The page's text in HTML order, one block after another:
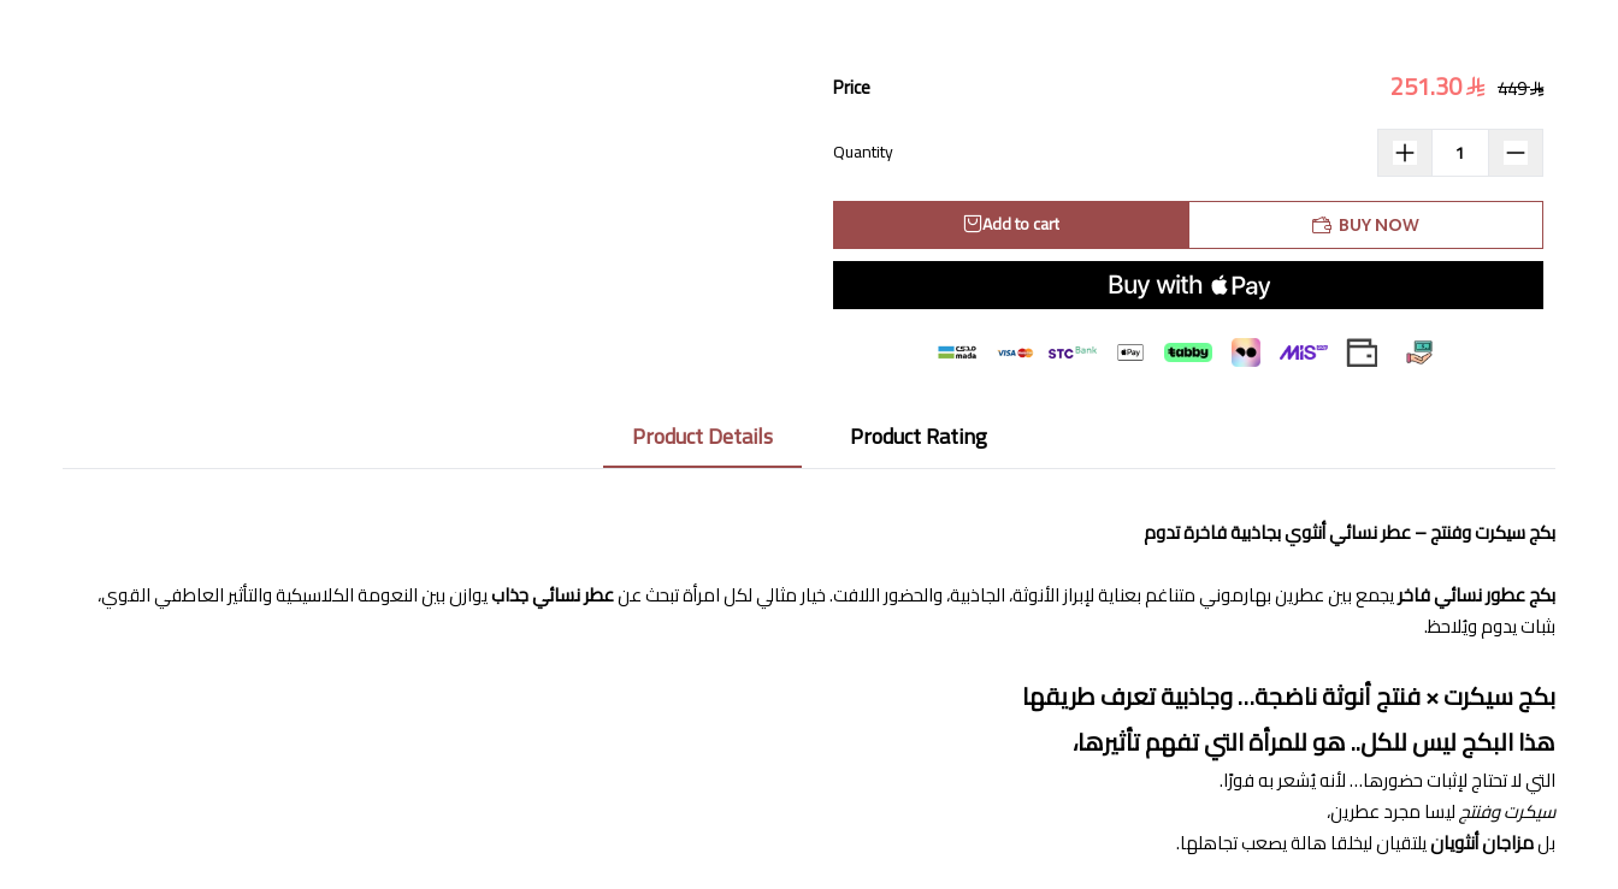
Price 251.30 449
Quantity
Add to cart BUY NOW
Product Details Product Rating
بكج سيكرت وفنتج – عطر نسائي أنثوي بجاذبية فاخرة تدوم
بكج عطور نسائي فاخريجمع بين عطرين بهارموني متناغم بعناية لإبراز الأنوثة، الجاذبية، والحضور اللافت. خيار مثالي لكل امرأة تبحث عنعطر نسائي جذابيوازن بين النعومة الكلاسيكية والتأثير العاطفي القوي،
بثبات يدوم ويُلاحظ.
بكج سيكرت × فنتج أنوثة ناضجة… وجاذبية تعرف طريقها
هذا البكج ليس للكل.. هو للمرأة التيتفهم تأثيرها،
التي لا تحتاج لإثبات حضورها… لأنه يُشعر به فورًا.
سيكرت وفنتجليسا مجرد عطرين،
بلمزاجان أنثويانيلتقيان ليخلقا هالة يصعب تجاهلها.